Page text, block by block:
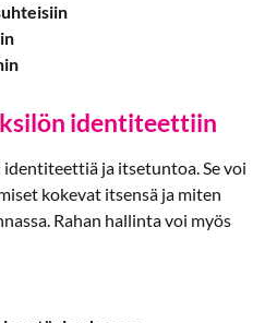
identiteettiin
ja itsetuntoa. Se voi
kokevat itsensä ja miten
Rahan hallinta voi myös